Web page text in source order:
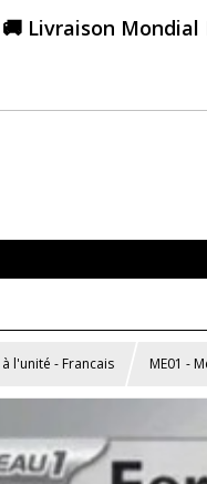
🚚 Livraison Mondial
l'unité - Francais ME01 -